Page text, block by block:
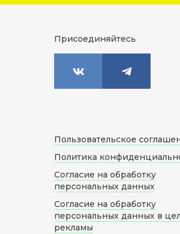
Присоединяйтесь
Пользовательское
Политика
Согласие на обработку
персональных данных
Согласие на обработку
персональных данных в
рекламы